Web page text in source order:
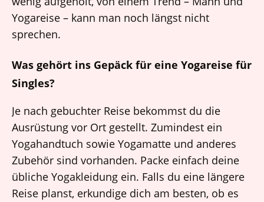
Yogareise – kann man noch längst nicht
sprechen.
Was gehört ins Gepäck für eine Yogareise für
Singles?
Je nach gebuchter Reise bekommst du die
Ausrüstung vor Ort gestellt. Zumindest ein
Yogahandtuch sowie Yogamatte und anderes
Zubehör sind vorhanden. Packe einfach deine
übliche Yogakleidung ein. Falls du eine längere
Reise planst, erkundige dich am besten, ob es